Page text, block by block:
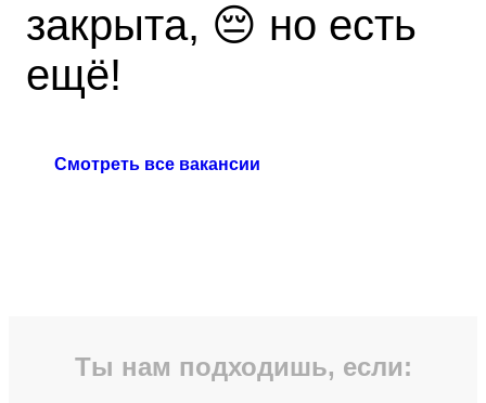
закрыта, 😔 но есть
ещё!
Смотреть все вакансии
Ты нам подходишь, если: